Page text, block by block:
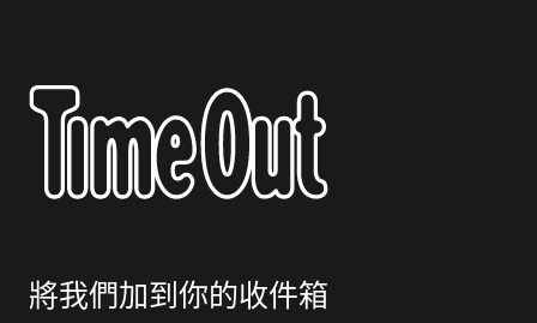
將我們加到你的收件箱